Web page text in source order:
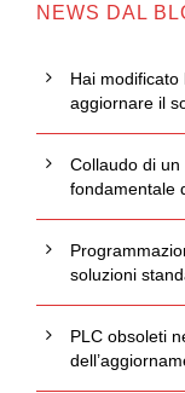
NEWS DAL
Hai
aggiornare il
Collaudo di
fondamentale
soluzioni
PLC obsoleti